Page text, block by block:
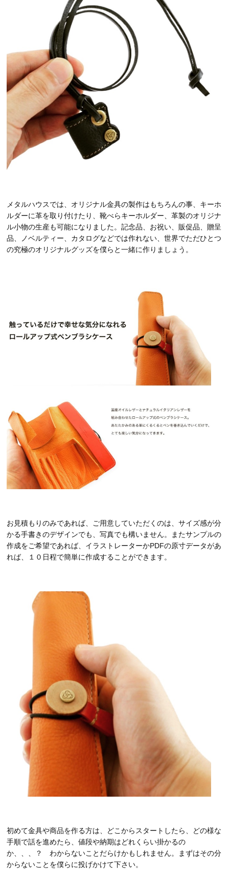
メタルハウスでは、オリジナル金具の製作はもちろんの事、キーホ
ルダーに革を取り付けたり、靴べらキーホルダー、革製のオリジナ
ル小物の生産も可能になりました。記念品、お祝い、販促品、贈呈
品、ノベルティー、カタログなどでは作れない、世界でただひとつ
の究極のオリジナルグッズを僕らと一緒に作りましょう。
お見積もりのみであれば、ご用意していただくのは、サイズ感が分
かる手書きのデザインでも、写真でも構いません。またサンプルの
作成をご希望であれば、イラストレーターかPDFの原寸データがあ
れば、１０日程で簡単に作成することができます。
初めて金具や商品を作る方は、どこからスタートしたら、どの様な
手順で話を進めたら、値段や納期はどれくらい掛かるの
か、、、？ わからないことだらけかもしれません。まずはその分
からないことを僕らに投げかけて下さい。